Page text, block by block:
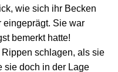
wie sich ihr Becken
eingeprägt. Sie war
bemerkt hatte!
schlagen, als sie
sie doch in der Lage